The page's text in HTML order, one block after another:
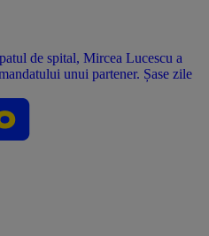
de spital, Mircea Lucescu a
unui partener. Șase zile